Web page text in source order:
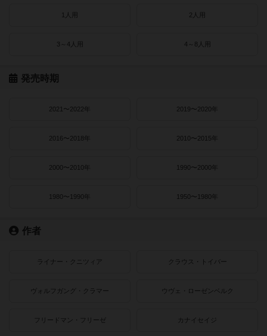
1人用 2人用
3～4人用 4～8人用
発売時期
2021〜2022年 2019〜2020年
2016〜2018年 2010〜2015年
2000〜2010年 1990〜2000年
1980〜1990年 1950〜1980年
作者
ライナー・クニツィア クラウス・トイバー
ヴォルフガング・クラマー ウヴェ・ローゼンベルク
フリードマン・フリーゼ カナイセイジ